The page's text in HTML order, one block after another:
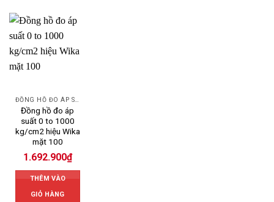
Đồng hồ đo áp
suất 0 to 1000
kg/cm2 hiệu Wika
mặt 100
1.692.900₫
THÊM VÀO
GIỎ HÀNG